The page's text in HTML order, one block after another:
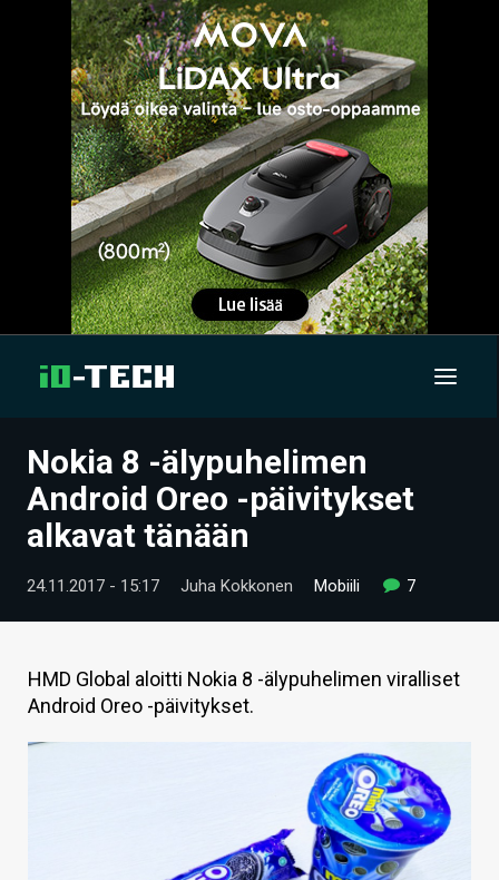
UUTISET
ARTIKKELIT
VIDEOT
TECHBBS
TIETOA
HINTA.FI
Nokia 8 -älypuhelimen
Android Oreo -päivitykset
alkavat tänään
24.11.2017 - 15:17 Juha Kokkonen Mobiili 7
HMD Global aloitti Nokia 8 -älypuhelimen viralliset
Android Oreo -päivitykset.